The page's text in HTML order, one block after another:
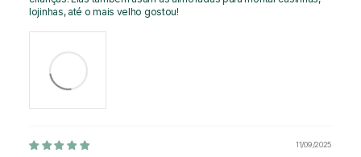
lojinhas, até o mais velho gostou!
11/09/2025